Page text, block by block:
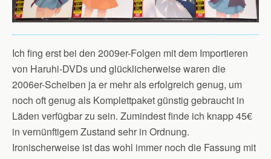
Ich fing erst bei den 2009er-Folgen mit dem Importieren
von Haruhi-DVDs und glücklicherweise waren die
2006er-Scheiben ja er mehr als erfolgreich genug, um
noch oft genug als Komplettpaket günstig gebraucht in
Läden verfügbar zu sein. Zumindest finde ich knapp 45€
in vernünftigem Zustand sehr in Ordnung.
Ironischerweise ist das wohl immer noch die Fassung mit